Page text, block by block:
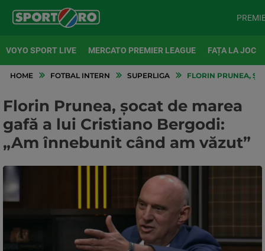
VOYO SPORT LIVE MERCATO PREMIER LEAGUE FAȚA LA JOC
HOME FOTBAL INTERN SUPERLIGA FLORIN PRUNEA,
Florin Prunea, șocat de marea
gafă a lui Cristiano Bergodi:
„Am înnebunit când am văzut”